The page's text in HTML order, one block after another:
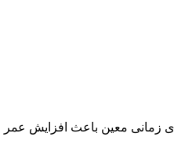
زمانی معین باعث افزایش عمر